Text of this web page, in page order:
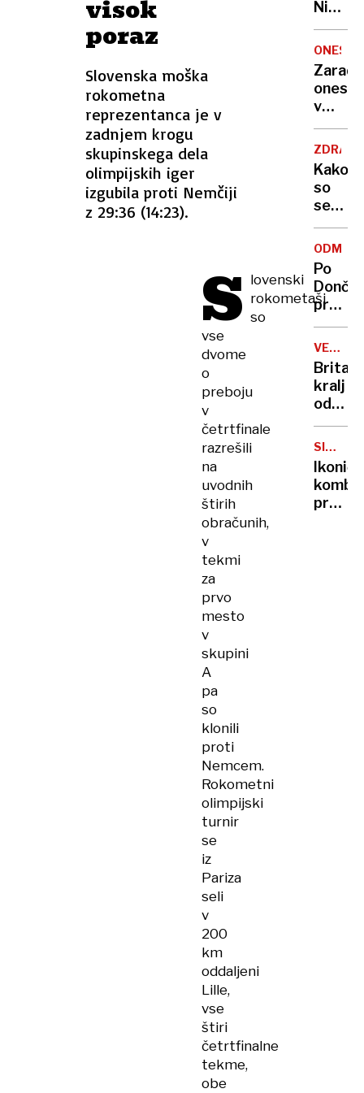
visok
poraz
Slovenska moška
rokometna
reprezentanca je v
zadnjem krogu
skupinskega dela
olimpijskih iger
izgubila proti Nemčiji
z 29:36 (14:23).
S lovenski
rokometaši
so
vse
dvome
o
preboju
v
četrtfinale
razrešili
na
uvodnih
štirih
obračunih,
v
tekmi
za
prvo
mesto
v
skupini
A
pa
so
klonili
proti
Nemcem.
Rokometni
olimpijski
turnir
se
iz
Pariza
seli
v
200
km
oddaljeni
Lille,
vse
štiri
četrtfinalne
tekme,
obe
Nikoli
nisem
da je
to v
moji
sploh
Zaradi
v
delu
voda
Kako
so
se
cilji
vlade
Po
Karma
je
psica,
Nico
pa
njen
sin
VELIKA
kralj
zaradi
raka
SIMBOL
kombi